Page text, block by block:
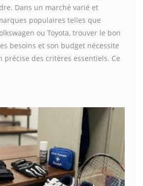
Dans un marché varié et
populaires telles que
ou Toyota, trouver le bon
besoins et son budget nécessite
précise des critères essentiels. Ce